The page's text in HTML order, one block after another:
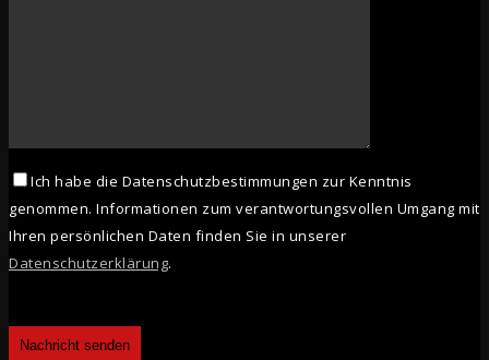
Ich habe die Datenschutzbestimmungen zur Kenntnis
genommen. Informationen zum verantwortungsvollen Umgang mit
Ihren persönlichen Daten finden Sie in unserer
Datenschutzerklärung.